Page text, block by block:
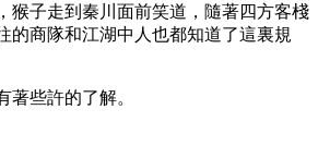
猴子走到秦川面前笑道，隨著四方客棧
的商隊和江湖中人也都知道了這裏規
著些許的了解。